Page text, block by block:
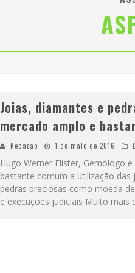
ESIGNER MINEIRA LANÇA JOGO EDUCATIVO SOBRE
Joias, diamantes e
mercado amplo e
Redacao 1 de maio de 2016
Hugo Werner Flister, Gemólogo
bastante comum a utilização
pedras preciosas como moeda
e execuções judiciais Muito mais